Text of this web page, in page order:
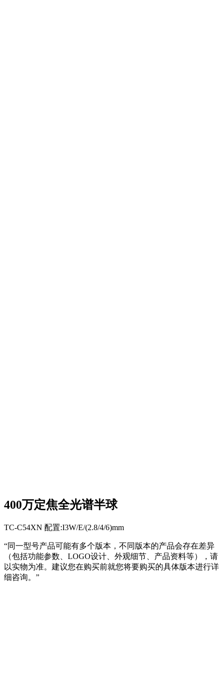
400万定焦全光谱半球
TC-C54XN 配置:I3W/E/(2.8/4/6)mm
“同一型号产品可能有多个版本，不同版本的产品会存在差异
（包括功能参数、LOGO设计、外观细节、产品资料等），请
以实物为准。建议您在购买前就您将要购买的具体版本进行详
细咨询。”